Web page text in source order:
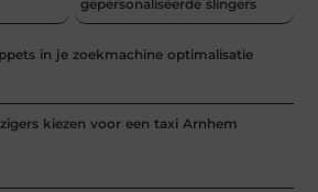
gepersonaliseerde slingers
in je zoekmachine optimalisatie
kiezen voor een taxi Arnhem